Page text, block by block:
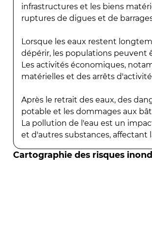
infrastructures et les biens
ruptures de digues et de
Lorsque les eaux restent
dépérir, les populations peuvent
Les activités économiques,
matérielles et des arrêts
Après le retrait des eaux, des
potable et les dommages aux
La pollution de l'eau est un
et d'autres substances, affectant
Cartographie des risques